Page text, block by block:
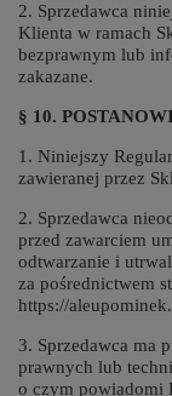
2. Sprzedawca
Klienta w ramach
bezprawnym lub
zakazane.
§ 10.
1. Niniejszy
zawieranej przez
2. Sprzedawca
przed zawarciem
odtwarzanie i
za pośrednictwem
https://
3. Sprzedawca ma
prawnych lub
o czym powiadomi